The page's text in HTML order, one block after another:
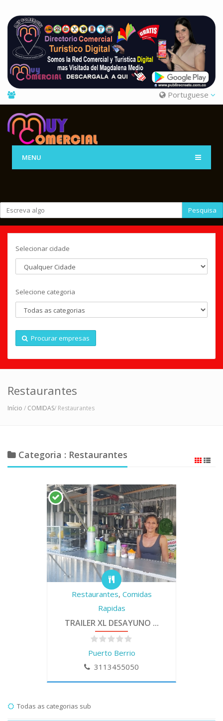
Portuguese
MENU
Pesquisa
Selecionar cidade
Selecione categoria
Procurar empresas
Restaurantes
Início / COMIDAS/ Restaurantes
Categoria : Restaurantes
Restaurantes, Comidas
Rapidas
TRAILER XL DESAYUNO ...
Puerto Berrio
3113455050
Todas as categorias sub